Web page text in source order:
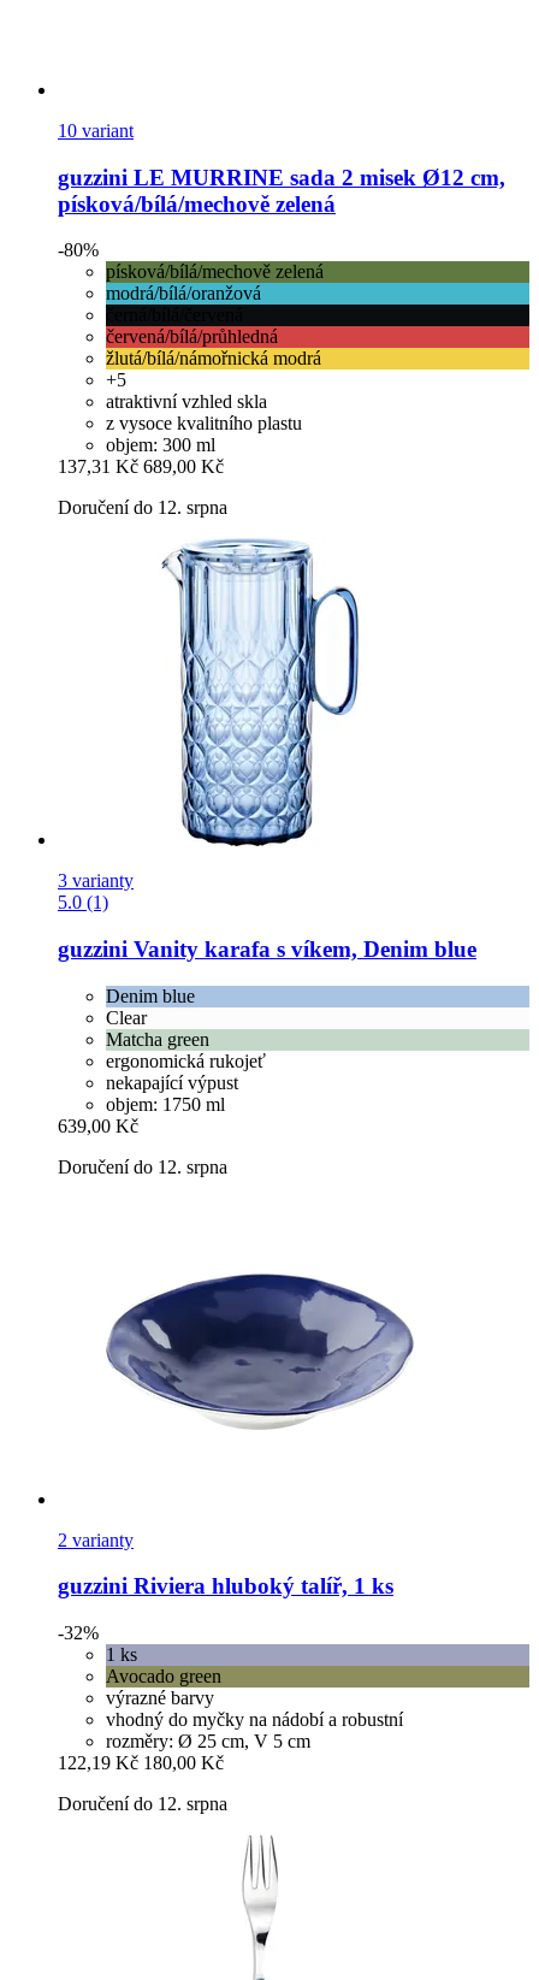
10 variant
guzzini LE MURRINE sada 2 misek Ø12 cm,
písková/bílá/mechově zelená
-80%
písková/bílá/mechově zelená
modrá/bílá/oranžová
červená/bílá/průhledná
žlutá/bílá/námořnická modrá
+5
atraktivní vzhled skla
z vysoce kvalitního plastu
objem: 300 ml
137,31 Kč 689,00 Kč
Doručení do 12. srpna
3 varianty
5.0 (1)
guzzini Vanity karafa s víkem, Denim blue
Denim blue
Clear
Matcha green
ergonomická rukojeť
nekapající výpust
objem: 1750 ml
639,00 Kč
Doručení do 12. srpna
2 varianty
guzzini Riviera hluboký talíř, 1 ks
-32%
1 ks
Avocado green
výrazné barvy
vhodný do myčky na nádobí a robustní
rozměry: Ø 25 cm, V 5 cm
122,19 Kč 180,00 Kč
Doručení do 12. srpna